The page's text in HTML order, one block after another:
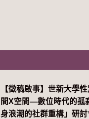
【徵稿啟事】世新大學
間Χ空間—數位時代的孤
身浪潮的社群重構」研討